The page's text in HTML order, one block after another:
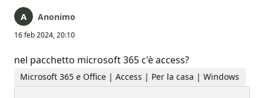
Anonimo
16 feb 2024, 20:10
nel pacchetto microsoft 365 c'è access?
Microsoft 365 e Office | Access | Per la casa | Windows